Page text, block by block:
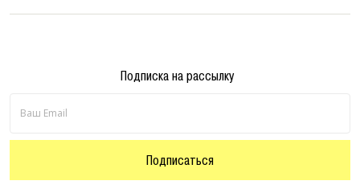
Подписка на рассылку
Подписаться